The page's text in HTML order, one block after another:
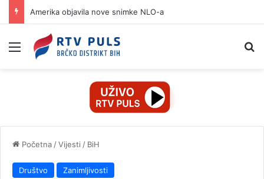
Amerika objavila nove snimke NLO-a
Izbornik
Početna /Vijesti / BiH
Društvo Zanimljivosti